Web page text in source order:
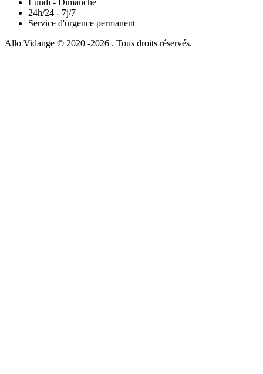
24h/24 - 7j/7
Service d'urgence permanent
Allo Vidange © 2020 -2026 . Tous droits réservés.